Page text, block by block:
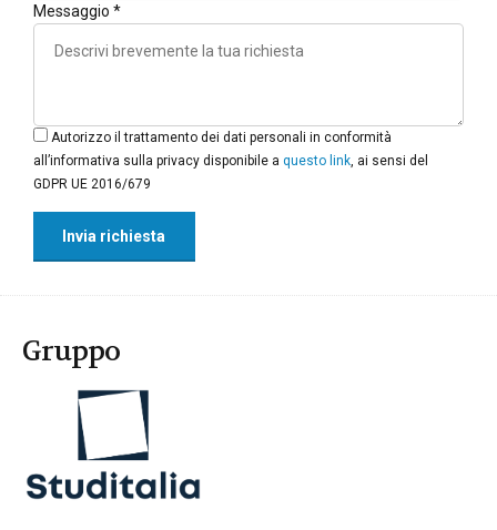
Messaggio *
Autorizzo il trattamento dei dati personali in conformità
all’informativa sulla privacy disponibile a questo link , ai sensi del
GDPR UE 2016/679
Gruppo